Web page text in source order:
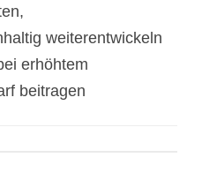
weiterentwickeln
erhöhtem
beitragen